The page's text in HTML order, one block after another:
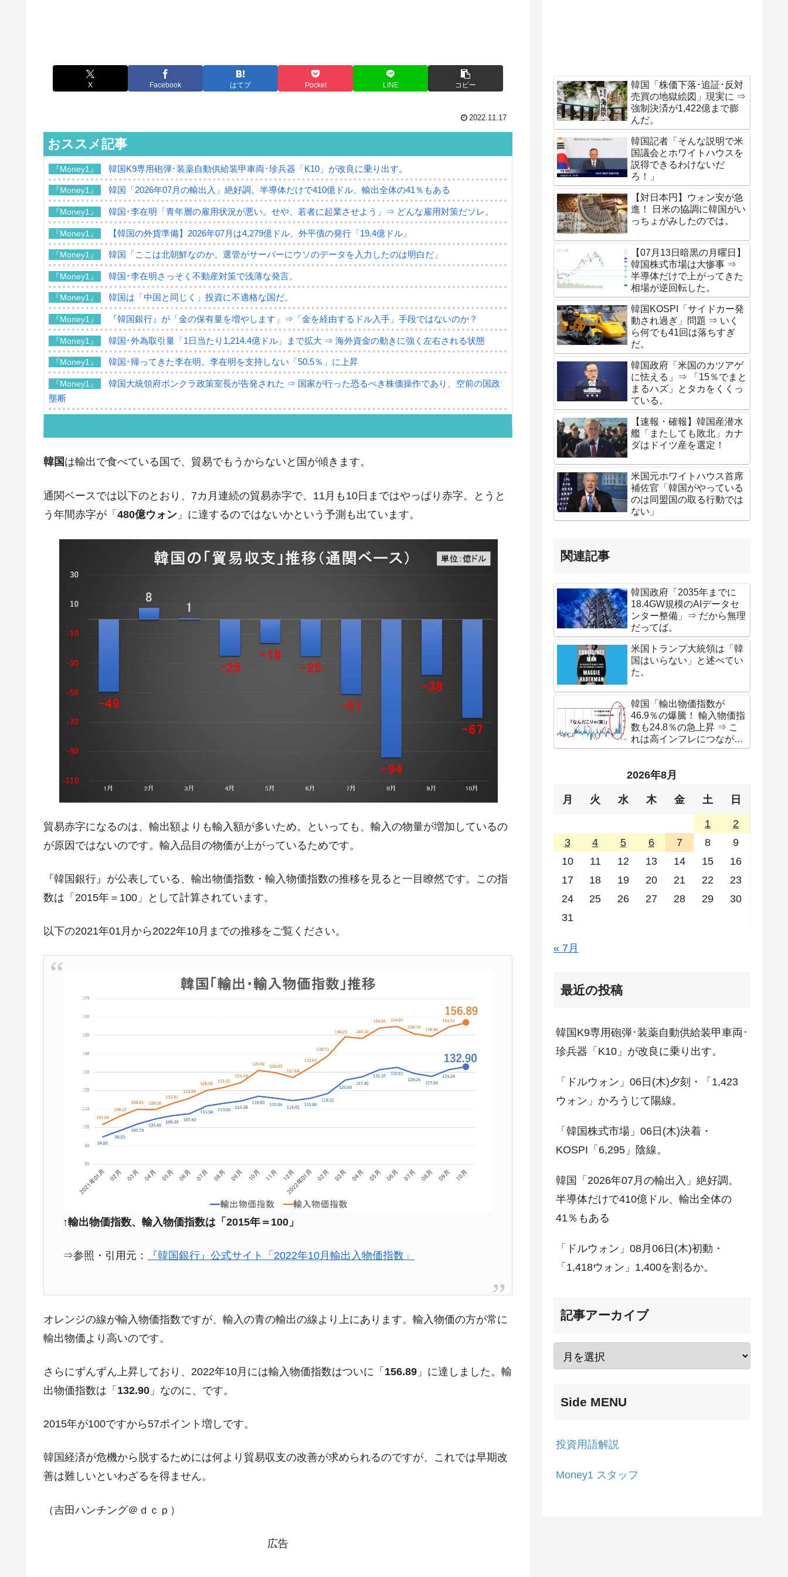
X Facebook はてブ Pocket LINE コピー
2022.11.17
おススメ記事
『Money1』 韓国K9専用砲弾･装薬自動供給装甲車両･珍兵器「K10」が改良に乗り出す。
『Money1』 韓国「2026年07月の輸出入」絶好調。半導体だけで410億ドル、輸出全体の41％もある
『Money1』 韓国･李在明「青年層の雇用状況が悪い。せや、若者に起業させよう」⇒ どんな雇用対策だソレ。
『Money1』 【韓国の外貨準備】2026年07月は4,279億ドル。外平債の発行「19.4億ドル」
『Money1』 韓国「ここは北朝鮮なのか。選管がサーバーにウソのデータを入力したのは明白だ」
『Money1』 韓国･李在明さっそく不動産対策で浅薄な発言。
『Money1』 韓国は「中国と同じく」投資に不適格な国だ。
『Money1』 『韓国銀行』が「金の保有量を増やします」⇒「金を経由するドル入手」手段ではないのか？
『Money1』 韓国･外為取引量「1日当たり1,214.4億ドル」まで拡大 ⇒ 海外資金の動きに強く左右される状態
『Money1』 韓国･帰ってきた李在明。李在明を支持しない「50.5％」に上昇
『Money1』
韓国大統領府ボンクラ政策室長が告発された ⇒ 国家が行った恐るべき株価操作であり、空前の国政
壟断
中国だけが鉄鋼輸出を異常増加させる ⇒ 中国の過剰生産が世界を蝕む。
『Money1』 韓国製造業「半導体絶好調」のウラで他業種は全般的「不調」⇒ PSIが示す現況は決して良くない。
【対日本円】ウォン安が急進！ 日米の協調に韓国がいっちょがみしたのでは。
『Money1』
韓国政府『BYD』車への補助金を全廃 ⇒ 実は韓国で『BYD』車は売れている。6カ月で対前年同期比
『Money1』
在韓米国大使スティールが着韓！⇒ さっそく空港に詰めかけ「出て行け！」「極右勢力」のプラカー
ドを掲げる「在韓反米勢力」
韓国政府「2035年までに18.4GW規模のAIデータセンター整備」⇒ だから無理だってば。
『Money1』 JPモルガン「韓国レバレッジETFの清算はほぼ終わった」
『Money1』 韓国政府「ニセＫ-ブランドを通報しようキャンペーン」⇒ あの名物教授も登場！
『Money1』
『Money1』
米国下院「韓国の公務員個人をターゲットにぶん殴る法案」提出！⇒ クーパン問題は合衆国企業に対
する差別。許してはおかぬ
『Money1』 韓国半導体『SKハイニックス』2026年2Qの業績「史上最高益」当期純利益は前年同期比13.4倍に。
『Money1』 韓国･加徳島新国際空港「またも暗礁」の危機 ⇒ 10.7兆では損が出るからできない。
『Money1』
【速報】韓国株式市場の暴落・本日07月29日(水)もサイドカー・サーキットブレイカーの二段コンボ
発動！
『Money1』 韓国「株式市場が賭博場のように変質したのは政界の責任だ」
『Money1』
韓国株式市場･暗黒の火曜日。サーキットブレイカーも発動！ 半導体2銘柄の暴落
日本の誇る海洋資源調査船『白嶺』は先進技術の塊！
夏の甲子園、優勝校を最も多く輩出している都道府県とは？
今話題の「楽天ライオンズ」とは？
全て勝つといくら？ 競馬GI競走で勝利騎手がもらえる賞金とは？
平成仮面ライダーの意外すぎるモチーフとは？
発表から2日で大崩壊、鳴かず飛ばずに終わりそうなスーパーリーグとは？
日本人マスターズ挑戦の歴史。松山以前に最高位だった選手とは？
甲子園通算本塁打、最多の清原に次いで多く打っている意外な選手とは？
セレクトセールの高額取引馬が稼いだ金額とは？
韓国 は輸出で食べている国で、貿易でもうからないと国が傾きます。
通関ベースでは以下のとおり、7カ月連続の貿易赤字で、11月も10日まではやっぱり赤字。とうと
う年間赤字が「 480億ウォン 」に達するのではないかという予測も出ています。
貿易赤字になるのは、輸出額よりも輸入額が多いため。といっても、輸入の物量が増加しているの
が原因ではないのです。輸入品目の物価が上がっているためです。
『韓国銀行』が公表している、輸出物価指数・輸入物価指数の推移を見ると一目瞭然です。この指
数は「2015年＝100」として計算されています。
以下の2021年01月から2022年10月までの推移をご覧ください。
↑輸出物価指数、輸入物価指数は「2015年＝100」
⇒参照・引用元： 『韓国銀行』公式サイト「2022年10月輸出入物価指数」
オレンジの線が輸入物価指数ですが、輸入の青の輸出の線より上にあります。輸入物価の方が常に
輸出物価より高いのです。
さらにずんずん上昇しており、2022年10月には輸入物価指数はついに「 156.89 」に達しました。輸
出物価指数は「 132.90 」なのに、です。
2015年が100ですから57ポイント増しです。
韓国経済が危機から脱するためには何より貿易収支の改善が求められるのですが、これでは早期改
善は難しいといわざるを得ません。
（吉田ハンチング＠ｄｃｐ）
広告
韓国「株価下落･追証･反対
売買の地獄絵図」現実に ⇒
強制決済が1,422億まで膨
んだ。
韓国記者「そんな説明で米
国議会とホワイトハウスを
説得できるわけないだ
ろ！」
【対日本円】ウォン安が急
進！ 日米の協調に韓国がい
っちょがみしたのでは。
【07月13日暗黒の月曜日】
韓国株式市場は大惨事 ⇒
半導体だけで上がってきた
相場が逆回転した。
韓国KOSPI「サイドカー発
動され過ぎ」問題 ⇒ いく
ら何でも41回は落ちすぎ
だ。
韓国政府「米国のカツアゲ
に怯える」⇒ 「15％でまと
まるハズ」とタカをくくっ
ている。
【速報・確報】韓国産潜水
艦「またしても敗北」カナ
ダはドイツ産を選定！
米国元ホワイトハウス首席
補佐官「韓国がやっている
のは同盟国の取る行動では
ない」
関連記事
韓国政府「2035年までに
18.4GW規模のAIデータセ
ンター整備」⇒ だから無理
だってば。
米国トランプ大統領は「韓
国はいらない」と述べてい
た。
韓国「輸出物価指数が
46.9％の爆騰！ 輸入物価指
数も24.8％の急上昇 ⇒ こ
れは高インフレにつなが
る。
2026年8月
月 火 水 木 金 土 日
1
2
3
4 5 6 7 8
9
10
11 12 13 14 15
16
17
18 19 20 21 22
23
24
25 26 27 28 29
30
31
« 7月
最近の投稿
韓国K9専用砲弾･装薬自動供給装甲車両･
珍兵器「K10」が改良に乗り出す。
「ドルウォン」06日(木)夕刻・「1,423
ウォン」かろうじて陽線。
「韓国株式市場」06日(木)決着・
KOSPI「6,295」陰線。
韓国「2026年07月の輸出入」絶好調。
半導体だけで410億ドル、輸出全体の
41％もある
「ドルウォン」08月06日(木)初動・
「1,418ウォン」1,400を割るか。
記事アーカイブ
Side MENU
投資用語解説
Money1 スタッフ